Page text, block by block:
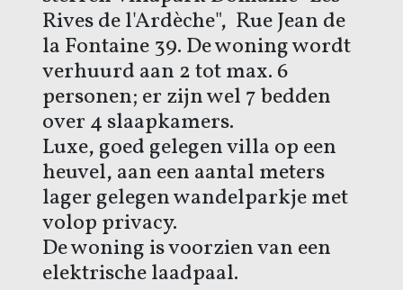
Rives de l'Ardèche", Rue Jean de
la Fontaine 39. De woning wordt
verhuurd aan 2 tot max. 6
personen; er zijn wel 7 bedden
over 4 slaapkamers.
Luxe, goed gelegen villa op een
heuvel, aan een aantal meters
lager gelegen wandelparkje met
volop privacy.
De woning is voorzien van een
elektrische laadpaal.